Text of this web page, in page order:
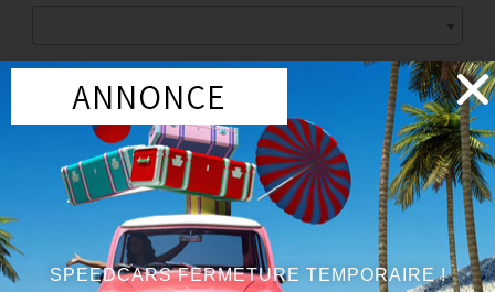
Année du véhicule:à partir de 2003 / jusqu’à 2006
Série:V6 3.5L
ANNONCE
SPEEDCARS FERMETURE TEMPORAIRE !